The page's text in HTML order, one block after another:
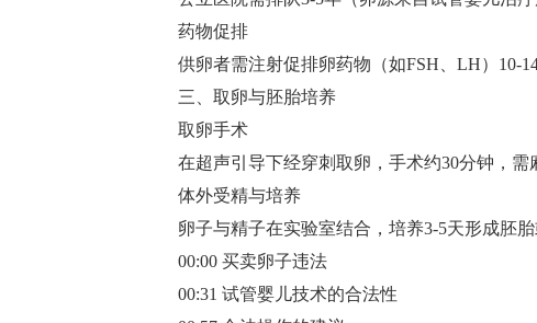
药物促排‌
供卵者需注射促排卵药物（如FSH、LH）10-
三、取卵与胚胎培养
取卵手术‌
在超声引导下经穿刺取卵，手术约30分钟，需
体外受精与培养‌
卵子与精子在实验室结合，培养3-5天形成胚胎
00:00 买卖卵子违法
00:31 试管婴儿技术的合法性